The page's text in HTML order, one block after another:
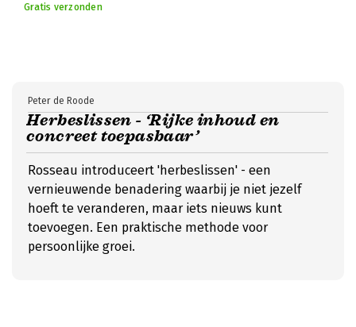
Gratis verzonden
Herbeslissen - ‘Rijke inhoud en
concreet toepasbaar’
Peter de Roode
Rosseau introduceert 'herbeslissen' - een
vernieuwende benadering waarbij je niet jezelf
hoeft te veranderen, maar iets nieuws kunt
toevoegen. Een praktische methode voor
persoonlijke groei.